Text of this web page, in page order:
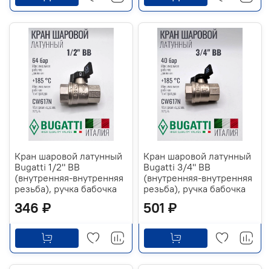
Кран шаровой латунный
Bugatti 1/2" ВВ
(внутренняя-внутренняя
резьба), ручка бабочка
346 ₽
Кран шаровой латунный
Bugatti 3/4" ВВ
(внутренняя-внутренняя
резьба), ручка бабочка
501 ₽